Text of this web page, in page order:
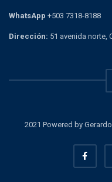
WhatsApp +503 7318-8188
Dirección: 51 avenida norte,
2021 Powered by